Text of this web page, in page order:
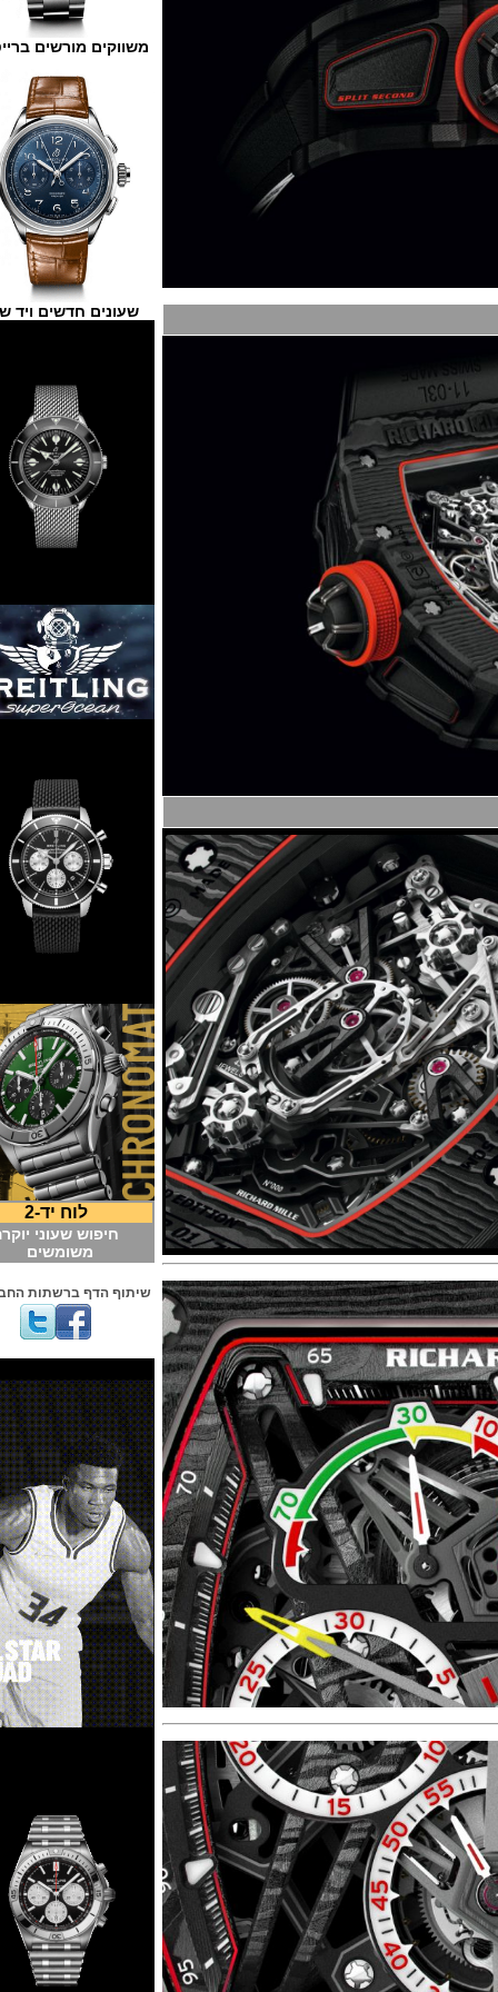
משווקים מורשים ברייטלינג
שעונים חדשים ויד שנייה
לוח יד-2
חיפוש שעוני יוקרה
משומשים
שיתוף הדף ברשתות החברתיות